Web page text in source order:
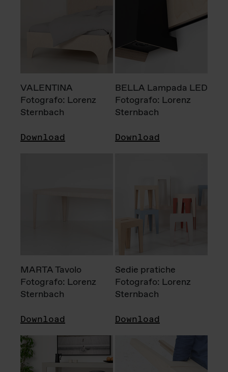
VALENTINA
Fotografo: Lorenz
Sternbach
Download
BELLA Lampada LED
Fotografo: Lorenz
Sternbach
Download
MARTA Tavolo
Fotografo: Lorenz
Sternbach
Download
Sedie pratiche
Fotografo: Lorenz
Sternbach
Download